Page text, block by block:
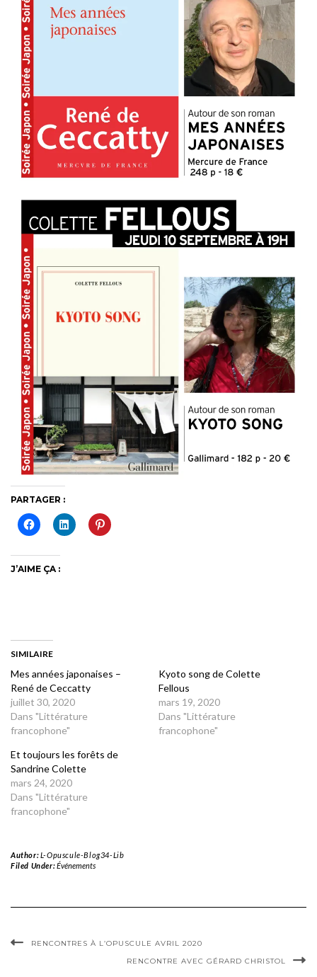
PARTAGER :
J’AIME ÇA :
SIMILAIRE
Mes années japonaises –
René de Ceccatty
juillet 30, 2020
Dans "Littérature
francophone"
Kyoto song de Colette
Fellous
mars 19, 2020
Dans "Littérature
francophone"
Et toujours les forêts de
Sandrine Colette
mars 24, 2020
Dans "Littérature
francophone"
Author:L-Opuscule-Blog34-Lib
Filed Under:Événements
RENCONTRES À L’OPUSCULE AVRIL 2020
RENCONTRE AVEC GÉRARD CHRISTOL